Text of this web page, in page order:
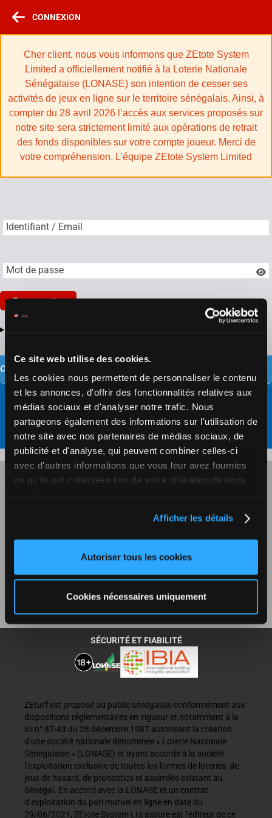
Ce site web utilise des cookies.
Les cookies nous permettent de personnaliser le contenu
et les annonces, d'offrir des fonctionnalités relatives aux
médias sociaux et d'analyser notre trafic. Nous
partageons également des informations sur l'utilisation de
notre site avec nos partenaires de médias sociaux, de
publicité et d'analyse, qui peuvent combiner celles-ci
avec d'autres informations que vous leur avez fournies
ou qu'ils ont collectées lors de votre utilisation de leurs
Afficher les détails
Autoriser tous les cookies
Cookies nécessaires uniquement
CONNEXION
Cher client, nous vous informons que ZEtote System
Limited a officiellement notifié à la Loterie Nationale
Sénégalaise (LONASE) son intention de cesser ses
activités de jeux en ligne sur le territoire sénégalais. Ainsi, à
compter du 28 avril 2026 l’accès aux services proposés sur
notre site sera strictement limité aux opérations de retrait
des fonds disponibles sur votre compte joueur. Merci de
votre compréhension. L’équipe ZEtote System Limited
Identifiant / Email
Mot de passe
Se connecter
CONTACTEZ ZETURF
Formulaire de contact
JEU RESPONSABLE
RÈGLEMENT
PARTENARIAT
SÉCURITÉ ET FIABILITÉ
ZEturf est proposé au public sénégalais conformément aux
dispositions réglementaires en vigueur et notamment à la
loi n° 87-43 du 28 décembre 1987 autorisant la création
d’une société nationale dénommée « Loterie Nationale
Sénégalaise » (LONASE) et ayant accordé à la société
l’exploitation exclusive de toutes les formes de loteries, de
jeux de hasard, de pronostics et assimilés existant au
Sénégal. En accord avec la LONASE et un contrat
d’exploitation du pari mutuel en ligne en date du
29/06/2021, ZEtote System Lts assure est l'éditeur de ce